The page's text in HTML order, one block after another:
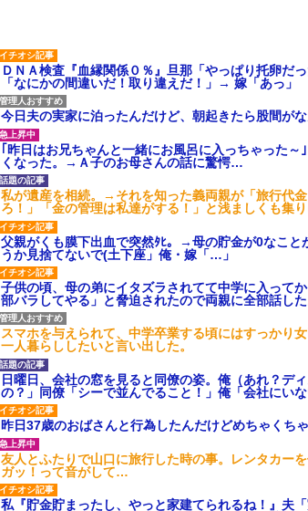
ＤＮＡ検査『血縁関係０％』旦那「やっぱり托卵だ
「なにかの間違いだ！取り違えだ！」→ 嫁「あっ」
今日夫の実家に泊ったんだけど、朝起きたら股間が
｢昨日はお兄ちゃんと一緒にお風呂に入っちゃった
くなった。→Ａ子のお母さんの話に驚愕…
私が遺産を相続。→それを知った義両親が「旅行代
ろ！」「金の管理は私達がする！」と浅ましくも集り
父親がくも膜下出血で突然ﾀﾋ。→母の貯金が0なこ
うか見捨てないで(土下座」俺・嫁「…」
子供の頃、母の弟にイタズラされてて中学に入って
部バラしてやる」と脅迫されたので両親に全部話した
スマホを与えられて、中学卒業する頃にはすっかり
一人暮らししたいと言い出した。
日曜日、会社の窓を見ると同僚の姿。俺（あれ？デ
の？」同僚「シーで並んでること！」俺「会社にい
昨日37歳のおばさんと行為したんだけどめちゃくち
友人とふたりで山口に旅行した時の事。レンタカー
ガッ！って音がして…
私『貯金貯まったし、やっと家建てられるね！』夫